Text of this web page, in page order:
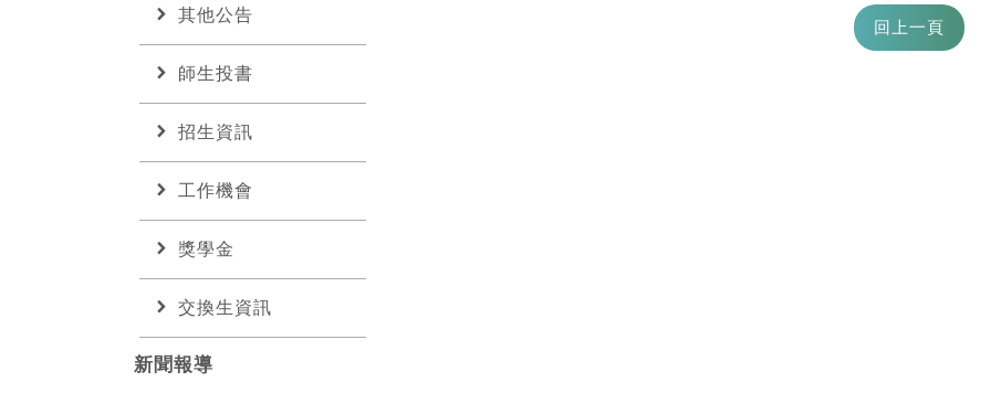
chevron_right 其他公告
chevron_right 師生投書
chevron_right 招生資訊
chevron_right 工作機會
chevron_right 獎學金
chevron_right 交換生資訊
新聞報導